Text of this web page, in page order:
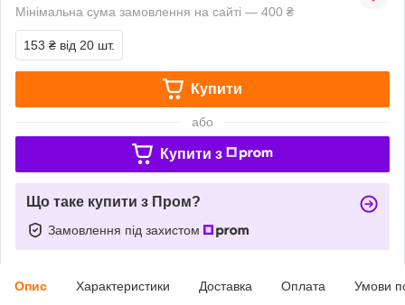
Мінімальна сума замовлення на сайті — 400 ₴
153 ₴ від 20 шт.
Купити
або
Купити з
Що таке купити з Пром?
Замовлення під захистом
Опис Характеристики Доставка Оплата Умови